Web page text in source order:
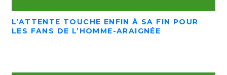
L’ATTENTE TOUCHE ENFIN À SA FIN POUR
LES FANS DE L’HOMME-ARAIGNÉE